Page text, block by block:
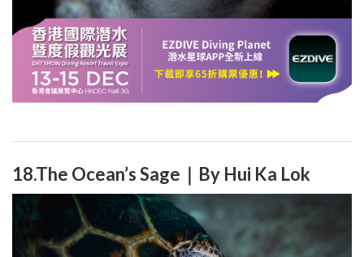
18.The Ocean’s Sage｜By Hui Ka Lok